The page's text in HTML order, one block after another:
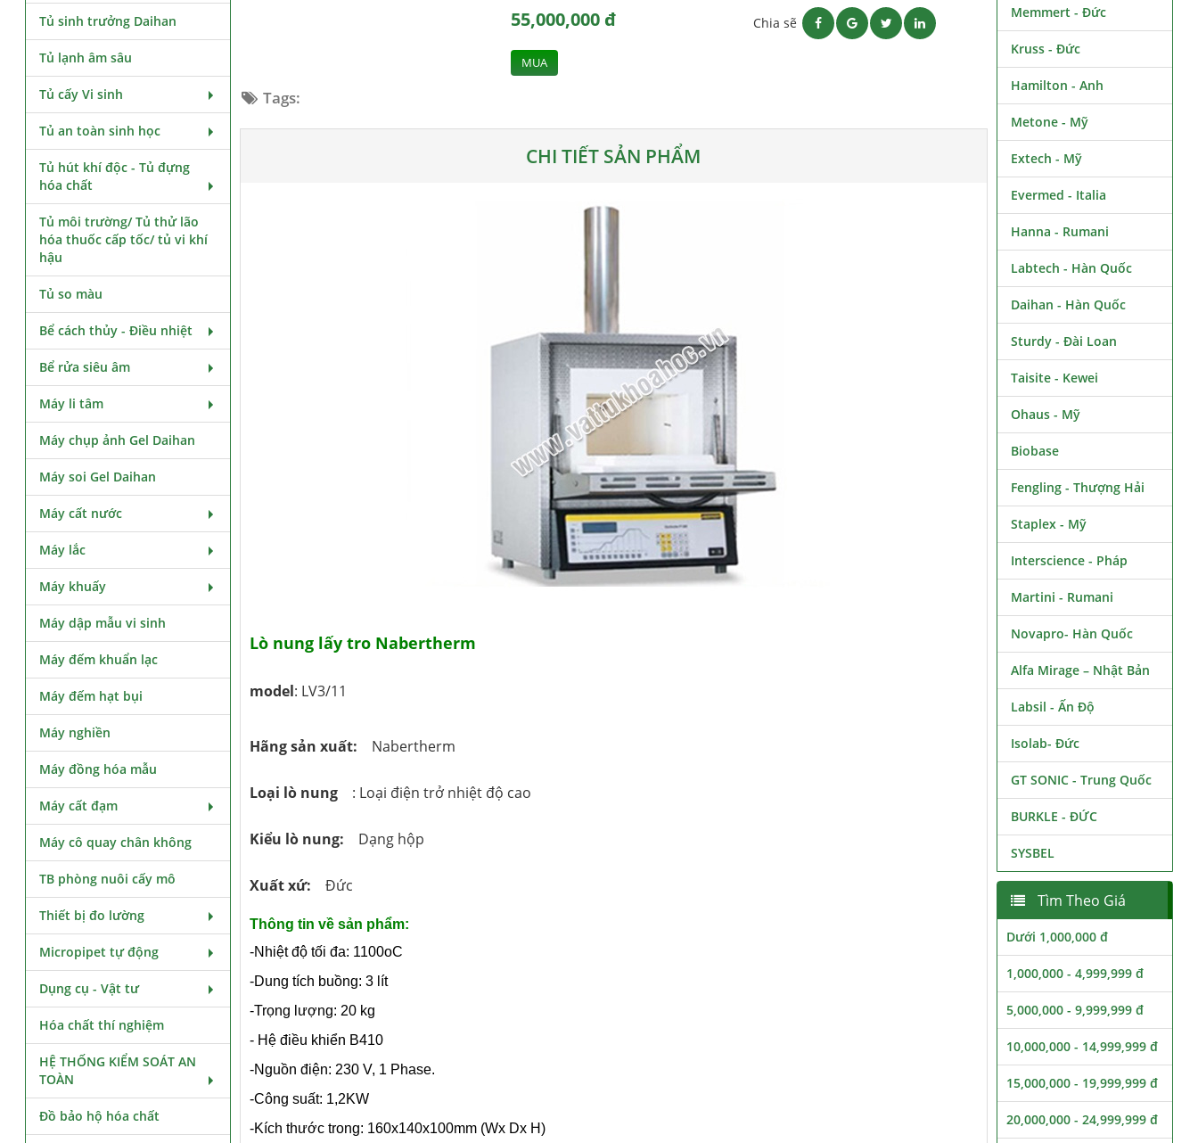
55,000,000 đ
MUA
Chia sẽ
Tags:
CHI TIẾT SẢN PHẨM
Lò nung lấy tro Nabertherm
model: LV3/11
Hãng sản xuất: Nabertherm
Loại lò nung: Loại điện trở nhiệt độ cao
Kiểu lò nung: Dạng hộp
Xuất xứ: Đức
Thông tin về sản phẩm:
-Nhiệt độ tối đa: 1100oC
-Dung tích buồng: 3 lít
-Trọng lượng: 20 kg
- Hệ điều khiển B410
-Nguồn điện: 230 V, 1 Phase.
-Công suất: 1,2KW
-Kích thước trong: 160x140x100mm (Wx Dx H)
Tủ sinh trưởng Daihan
Tủ lạnh âm sâu
Tủ cấy Vi sinh
Tủ an toàn sinh học
Tủ hút khí độc - Tủ đựng
hóa chất
Tủ môi trường/ Tủ thử lão
hóa thuốc cấp tốc/ tủ vi khí
hậu
Tủ so màu
Bể cách thủy - Điều nhiệt
Bể rửa siêu âm
Máy li tâm
Máy chụp ảnh Gel Daihan
Máy soi Gel Daihan
Máy cất nước
Máy lắc
Máy khuấy
Máy dập mẫu vi sinh
Máy đếm khuẩn lạc
Máy đếm hạt bụi
Máy nghiền
Máy đồng hóa mẫu
Máy cất đạm
Máy cô quay chân không
TB phòng nuôi cấy mô
Thiết bị đo lường
Micropipet tự động
Dụng cụ - Vật tư
Hóa chất thí nghiệm
HỆ THỐNG KIỂM SOÁT AN
TOÀN
Đồ bảo hộ hóa chất
Memmert - Đức
Kruss - Đức
Hamilton - Anh
Metone - Mỹ
Extech - Mỹ
Evermed - Italia
Hanna - Rumani
Labtech - Hàn Quốc
Daihan - Hàn Quốc
Sturdy - Đài Loan
Taisite - Kewei
Ohaus - Mỹ
Biobase
Fengling - Thượng Hải
Staplex - Mỹ
Interscience - Pháp
Martini - Rumani
Novapro- Hàn Quốc
Alfa Mirage – Nhật Bản
Labsil - Ấn Độ
Isolab- Đức
GT SONIC - Trung Quốc
BURKLE - ĐỨC
SYSBEL
Tìm Theo Giá
Dưới 1,000,000 đ
1,000,000 - 4,999,999 đ
5,000,000 - 9,999,999 đ
10,000,000 - 14,999,999 đ
15,000,000 - 19,999,999 đ
20,000,000 - 24,999,999 đ